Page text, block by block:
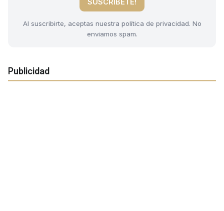
SUSCRIBETE!
Al suscribirte, aceptas nuestra política de privacidad. No
enviamos spam.
Publicidad